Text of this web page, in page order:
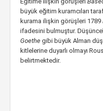
büyük eğitim kuramcıları
kurama ilişkin görüşleri 1789
ifadesini bulmuştur.
Goethe gibi büyük Alman
kitlelerine duyarlı olmayı
belirtmektedir.